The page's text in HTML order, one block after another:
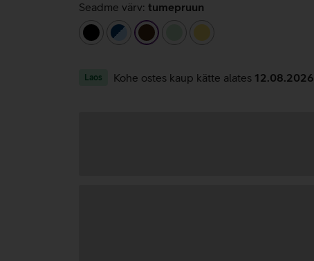
Seadme värv: tumepruun
musttumesinine/helesinine
tumepruunheleroheline
kollane
Laos Kohe ostes kaup kätte alates 12.08.2026